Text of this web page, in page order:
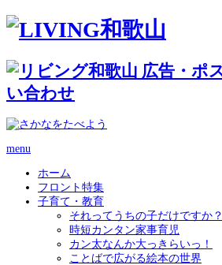
menu
ホーム
フロント特集
子育て・教育
それってうちの子だけですか？
時短カンタン家事育児
カン太なんか大っきらいっ！
ことばで広がる絵本の世界